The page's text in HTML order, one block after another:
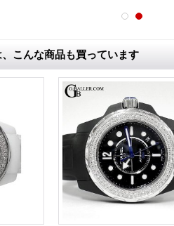
こんな商品も買っています